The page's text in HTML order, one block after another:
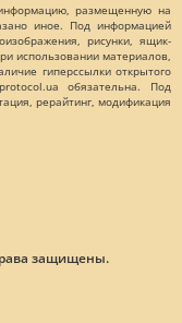
размещенную на
иное. Под информацией
рисунки, ящик-
использовании материалов,
гиперссылки открытого
обязательна. Под
рерайтинг, модификация
защищены.